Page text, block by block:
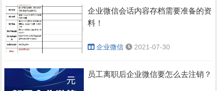
企业微信会话内容存档需要准备的资
料！
企业微信 2021-07-30
员工离职后企业微信要怎么去注销？